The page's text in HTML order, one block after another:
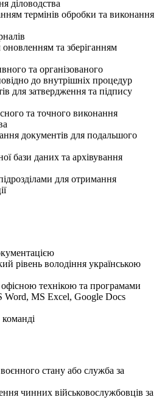
діловодства
термінів обробки та виконання
та зберіганням
та організованого
до внутрішніх процедур
для затвердження та підпису
та точного виконання
документів для подальшого
бази даних та архівування
для отримання
рівень володіння українською
технікою та програмами
Word, MS Excel, Google Docs
воєнного стану або служба за
чинних військовослужбовців за